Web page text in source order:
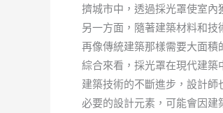
擠城市中，透過採光罩使室內
另一方面，隨著建築材料和
再像傳統建築那樣需要大面積
綜合來看，採光罩在現代建
建築技術的不斷進步，設計
必要的設計元素，可能會因建